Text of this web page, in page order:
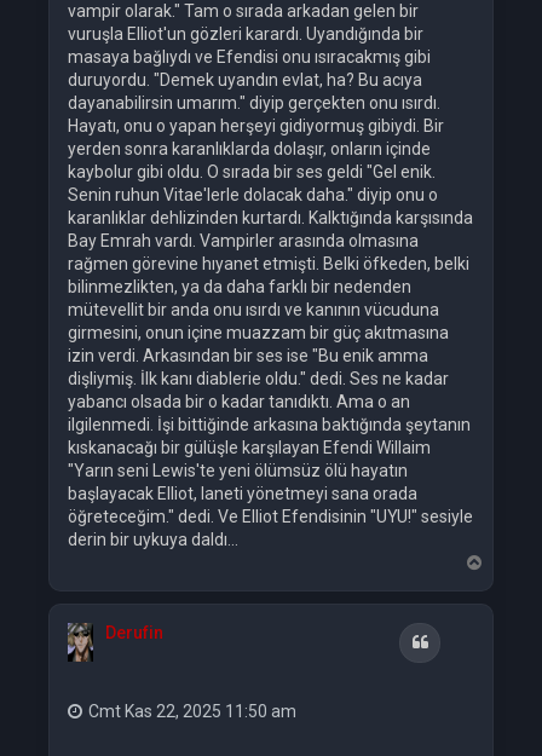
vampir olarak." Tam o sırada arkadan gelen bir
vuruşla Elliot'un gözleri karardı. Uyandığında bir
masaya bağlıydı ve Efendisi onu ısıracakmış gibi
duruyordu. "Demek uyandın evlat, ha? Bu acıya
dayanabilirsin umarım." diyip gerçekten onu ısırdı.
Hayatı, onu o yapan herşeyi gidiyormuş gibiydi. Bir
yerden sonra karanlıklarda dolaşır, onların içinde
kaybolur gibi oldu. O sırada bir ses geldi "Gel enik.
Senin ruhun Vitae'lerle dolacak daha." diyip onu o
karanlıklar dehlizinden kurtardı. Kalktığında karşısında
Bay Emrah vardı. Vampirler arasında olmasına
rağmen görevine hıyanet etmişti. Belki öfkeden, belki
bilinmezlikten, ya da daha farklı bir nedenden
mütevellit bir anda onu ısırdı ve kanının vücuduna
girmesini, onun içine muazzam bir güç akıtmasına
izin verdi. Arkasından bir ses ise "Bu enik amma
dişliymiş. İlk kanı diablerie oldu." dedi. Ses ne kadar
yabancı olsada bir o kadar tanıdıktı. Ama o an
ilgilenmedi. İşi bittiğinde arkasına baktığında şeytanın
kıskanacağı bir gülüşle karşılayan Efendi Willaim
"Yarın seni Lewis'te yeni ölümsüz ölü hayatın
başlayacak Elliot, laneti yönetmeyi sana orada
öğreteceğim." dedi. Ve Elliot Efendisinin "UYU!" sesiyle
derin bir uykuya daldı...
a
Derufin Alıntı
Cmt Kas 22, 2025 11:50 am